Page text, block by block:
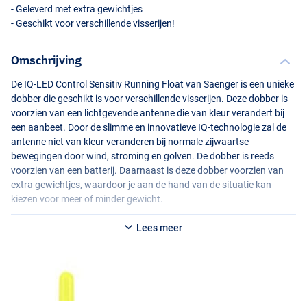
- Geleverd met extra gewichtjes
- Geschikt voor verschillende visserijen!
Omschrijving
De IQ-LEDControl Sensitiv Running Float van Saenger is een unieke
dobber die geschikt is voor verschillende visserijen. Deze dobber is
voorzien van een lichtgevende antenne die van kleur verandert bij
een aanbeet. Door de slimme en innovatieve IQ-technologie zal de
antenne niet van kleur veranderen bij normale zijwaartse
bewegingen door wind, stroming en golven. De dobber is reeds
voorzien van een batterij. Daarnaast is deze dobber voorzien van
extra gewichtjes, waardoor je aan de hand van de situatie kan
kiezen voor meer of minder gewicht.
Een reserve batterij voor deze dobber kan los besteld worden:
Lees meer